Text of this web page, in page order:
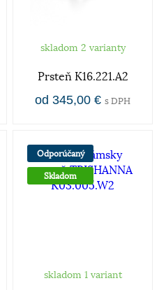
skladom 2 varianty
Prsteň K16.221.A2
od 345,00 € s DPH
Odporúčaný
Skladom
skladom 1 variant